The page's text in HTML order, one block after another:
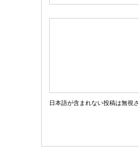
日本語が含まれない投稿は無視